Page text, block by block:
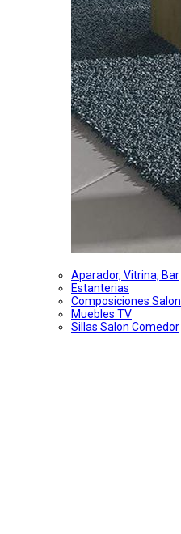
Aparador, Vitrina, Bar
Estanterias
Composiciones Salon
Muebles TV
Sillas Salon Comedor